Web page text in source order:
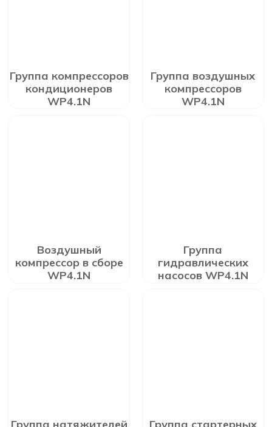
Группа компрессоров
кондиционеров
WP4.1N
Группа воздушных
компрессоров
WP4.1N
Воздушный
компрессор в сборе
WP4.1N
Группа
гидравлических
насосов WP4.1N
Группа натяжителей
Группа стартерных